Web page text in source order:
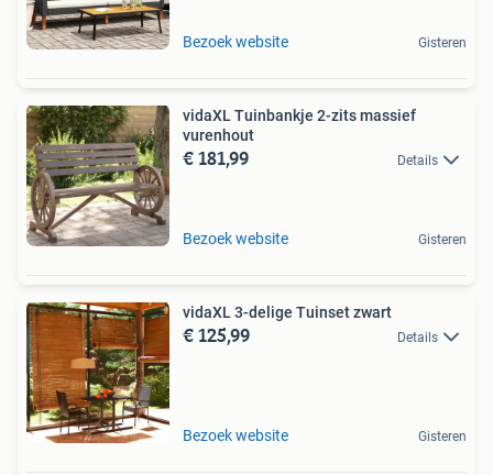
Bezoek website Gisteren
vidaXL Tuinbankje 2-zits massief
vurenhout
€ 181,99 Details
Bezoek website Gisteren
vidaXL 3-delige Tuinset zwart
€ 125,99 Details
Bezoek website Gisteren